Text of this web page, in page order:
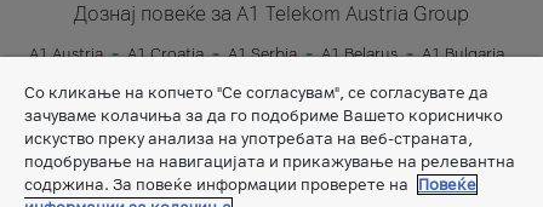
Дознај повеќе за A1 Telekom Austria Group
A1 Austria A1 Croatia A1 Serbia A1 Belarus
A1 Bulgaria
Со кликање на копчето "Се согласувам", се согласувате да
зачуваме колачиња за да го подобриме Вашето корисничко
искуство преку анализа на употребата на веб-страната,
подобрување на навигацијата и прикажување на релевантна
содржина. За повеќе информации проверете на
Повеќе